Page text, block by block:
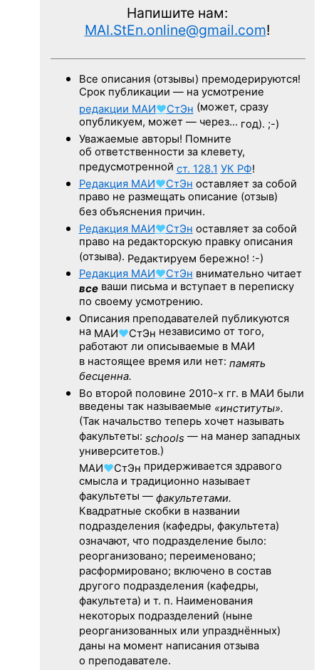
Напишите нам:
MAI.StEn.online@gmail.com!
Все описания (отзывы) премодерируются!
Срок публикации — на усмотрение
редакции МАИ♥СтЭн (может, сразу
опубликуем, может — через… год). ;-)
Уважаемые авторы! Помните
об ответственности за клевету,
предусмотренной ст. 128.1 УК РФ!
Редакция МАИ♥СтЭн оставляет за собой
право не размещать описание (отзыв)
без объяснения причин.
Редакция МАИ♥СтЭн оставляет за собой
право на редакторскую правку описания
(отзыва). Редактируем бережно! :-)
Редакция МАИ♥СтЭн внимательно читает
всеваши письма и вступает в переписку
по своему усмотрению.
Описания преподавателей публикуются
на МАИ♥СтЭн независимо от того,
работают ли описываемые в МАИ
в настоящее время или нет: память
бесценна.
Во второй половине 2010-х гг. в МАИ были
введены так называемые «институты».
(Так начальство теперь хочет называть
факультеты: schools — на манер западных
университетов.)
МАИ♥СтЭн придерживается здравого
смысла и традиционно называет
факультеты — факультетами.
Квадратные скобки в названии
подразделения (кафедры, факультета)
означают, что подразделение было:
реорганизовано; переименовано;
расформировано; включено в состав
другого подразделения (кафедры,
факультета) и т. п. Наименования
некоторых подразделений (ныне
реорганизованных или упразднённых)
даны на момент написания отзыва
о преподавателе.